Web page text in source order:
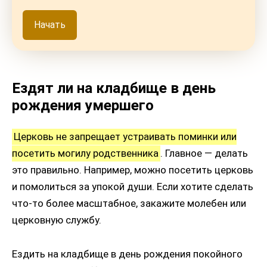
Начать
Ездят ли на кладбище в день
рождения умершего
Церковь не запрещает устраивать поминки или
посетить могилу родственника . Главное — делать
это правильно. Например, можно посетить церковь
и помолиться за упокой души. Если хотите сделать
что-то более масштабное, закажите молебен или
церковную службу.
Ездить на кладбище в день рождения покойного